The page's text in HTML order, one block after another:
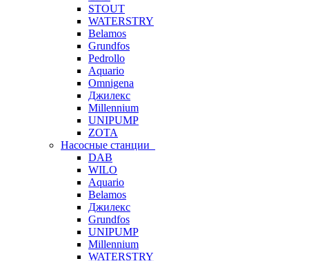
STOUT
WATERSTRY
Belamos
Grundfos
Pedrollo
Aquario
Omnigena
Джилекс
Millennium
UNIPUMP
ZOTA
Насосные станции
DAB
WILO
Aquario
Belamos
Джилекс
Grundfos
UNIPUMP
Millennium
WATERSTRY